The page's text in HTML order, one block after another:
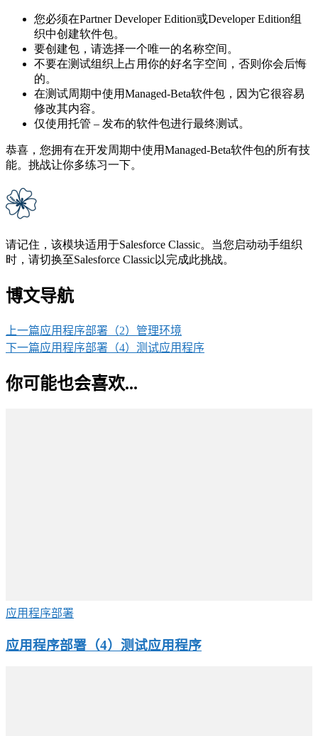
您必须在Partner Developer Edition或Developer Edition组
织中创建软件包。
要创建包，请选择一个唯一的名称空间。
不要在测试组织上占用你的好名字空间，否则你会后悔
的。
在测试周期中使用Managed-Beta软件包，因为它很容易
修改其内容。
仅使用托管 – 发布的软件包进行最终测试。
恭喜，您拥有在开发周期中使用Managed-Beta软件包的所有技
能。挑战让你多练习一下。
请记住，该模块适用于Salesforce Classic。当您启动动手组织
时，请切换至Salesforce Classic以完成此挑战。
博文导航
上一篇应用程序部署（2）管理环境
下一篇应用程序部署（4）测试应用程序
你可能也会喜欢...
应用程序部署
应用程序部署（4）测试应用程序